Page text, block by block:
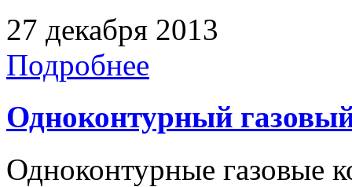
27 декабря 2013
Подробнее
Одноконтурный
Одноконтурные газовые